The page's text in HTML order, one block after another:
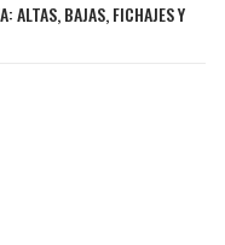
ALTAS, BAJAS, FICHAJES Y